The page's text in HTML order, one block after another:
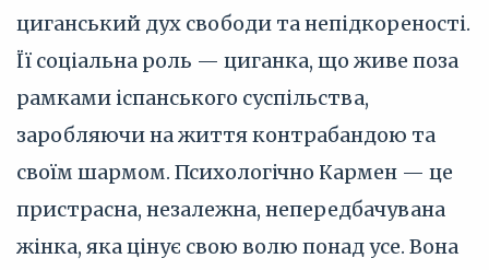
циганський дух свободи та непідкореності.
Її соціальна роль — циганка, що живе поза
рамками іспанського суспільства,
заробляючи на життя контрабандою та
своїм шармом. Психологічно Кармен — це
пристрасна, незалежна, непередбачувана
жінка, яка цінує свою волю понад усе. Вона